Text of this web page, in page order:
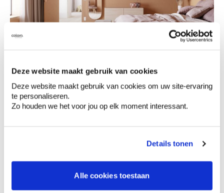
Deze website maakt gebruik van cookies
Deze website maakt gebruik van cookies om uw site-ervaring
te personaliseren.
Zo houden we het voor jou op elk moment interessant.
Details tonen
Alle cookies toestaan
Rustige, neutrale kleuren worden nieuw leven
ingeblazen door verfijnde en doordachte
combinaties.